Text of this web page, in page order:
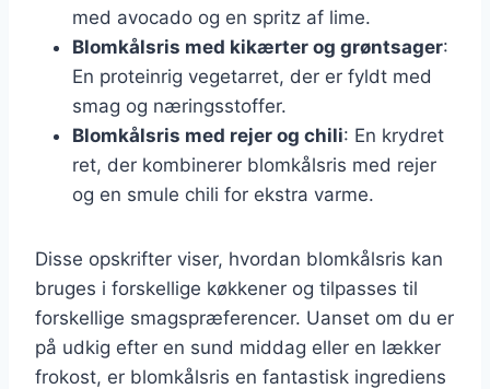
med avocado og en spritz af lime.
Blomkålsris med kikærter og grøntsager:
En proteinrig vegetarret, der er fyldt med
smag og næringsstoffer.
Blomkålsris med rejer og chili: En krydret
ret, der kombinerer blomkålsris med rejer
og en smule chili for ekstra varme.
Disse opskrifter viser, hvordan blomkålsris kan
bruges i forskellige køkkener og tilpasses til
forskellige smagspræferencer. Uanset om du er
på udkig efter en sund middag eller en lækker
frokost, er blomkålsris en fantastisk ingrediens